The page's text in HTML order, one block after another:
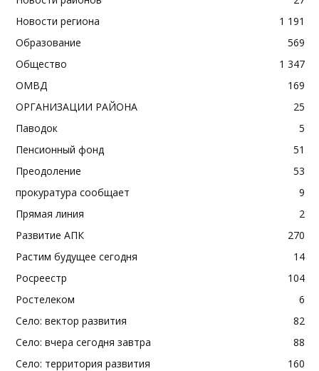
Новости региона
1 191
Образование
569
Общество
1 347
ОМВД
169
ОРГАНИЗАЦИИ РАЙОНА
25
Паводок
5
Пенсионный фонд
51
Преодоление
53
прокуратура сообщает
9
Прямая линия
2
Развитие АПК
270
Растим будущее сегодня
14
Росреестр
104
Ростелеком
6
Село: вектор развития
82
Село: вчера сегодня завтра
88
Село: территория развития
160